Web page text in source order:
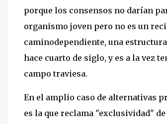
porque los consensos no darían
organismo joven pero no es un
caminodependiente, una
hace cuarto de siglo, y es a la vez
campo traviesa.
En el amplio caso de alternativas
es la que reclama "exclusividad"